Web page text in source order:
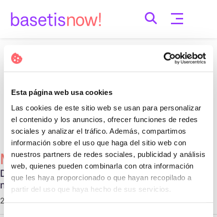
Esta página web usa cookies
Las cookies de este sitio web se usan para personalizar
el contenido y los anuncios, ofrecer funciones de redes
sociales y analizar el tráfico. Además, compartimos
información sobre el uso que haga del sitio web con
nuestros partners de redes sociales, publicidad y análisis
web, quienes pueden combinarla con otra información
que les haya proporcionado o que hayan recopilado a
partir del uso que haya hecho de sus servicios.
Selección
Nothing Found
Perhaps searching can help.
Cerca:
Més Populars
Diferentes tipos de relaciones no
monogámicas
29 d'octubre de 2020 |Communication